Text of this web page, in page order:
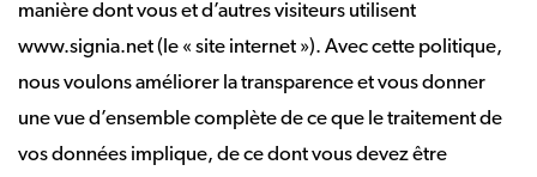
manière dont vous et d’autres visiteurs utilisent
www.signia.net (le « site internet »). Avec cette politique,
nous voulons améliorer la transparence et vous donner
une vue d’ensemble complète de ce que le traitement de
vos données implique, de ce dont vous devez être